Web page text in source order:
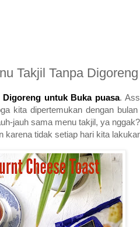
Takjil Tanpa
Digoreng untuk Buka puasa.
kita dipertemukan dengan
jauh sama menu takjil, ya
karena tidak setiap hari kita